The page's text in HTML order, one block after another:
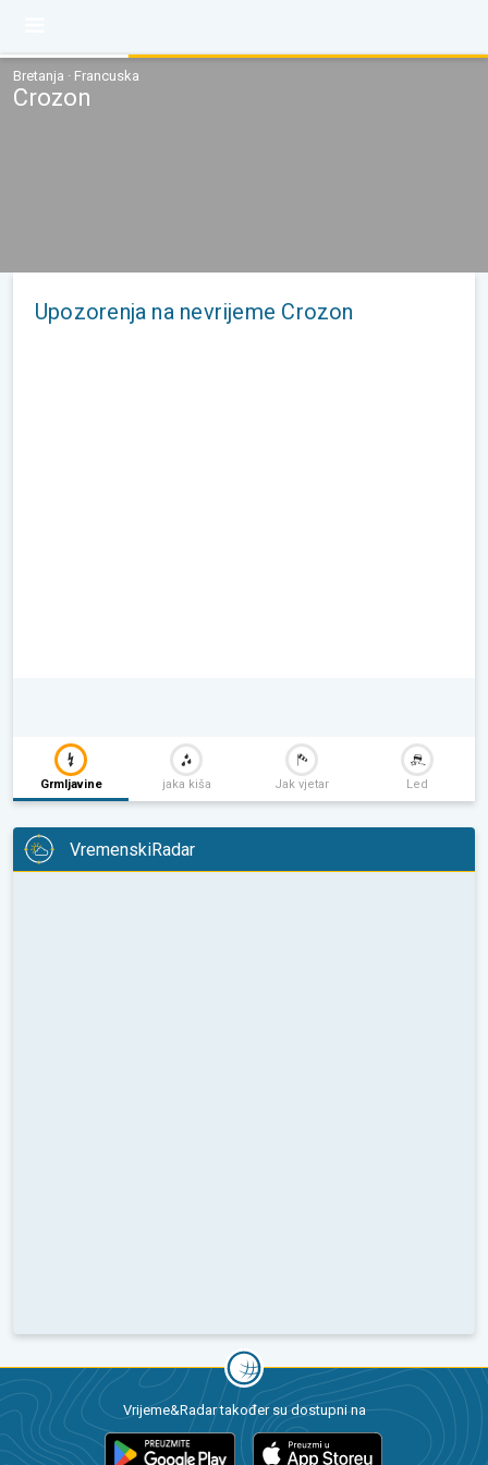
Bretanja · Francuska
Crozon
Upozorenja na nevrijeme Crozon
Grmljavine jaka kiša Jak vjetar Led
VremenskiRadar
Vrijeme&Radar također su dostupni na